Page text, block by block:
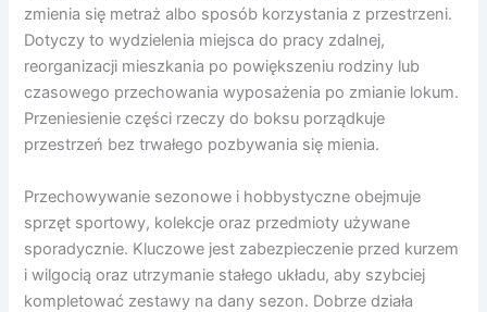
zmienia się metraż albo sposób korzystania z przestrzeni.
Dotyczy to wydzielenia miejsca do pracy zdalnej,
reorganizacji mieszkania po powiększeniu rodziny lub
czasowego przechowania wyposażenia po zmianie lokum.
Przeniesienie części rzeczy do boksu porządkuje
przestrzeń bez trwałego pozbywania się mienia.
Przechowywanie sezonowe i hobbystyczne obejmuje
sprzęt sportowy, kolekcje oraz przedmioty używane
sporadycznie. Kluczowe jest zabezpieczenie przed kurzem
i wilgocią oraz utrzymanie stałego układu, aby szybciej
kompletować zestawy na dany sezon. Dobrze działa